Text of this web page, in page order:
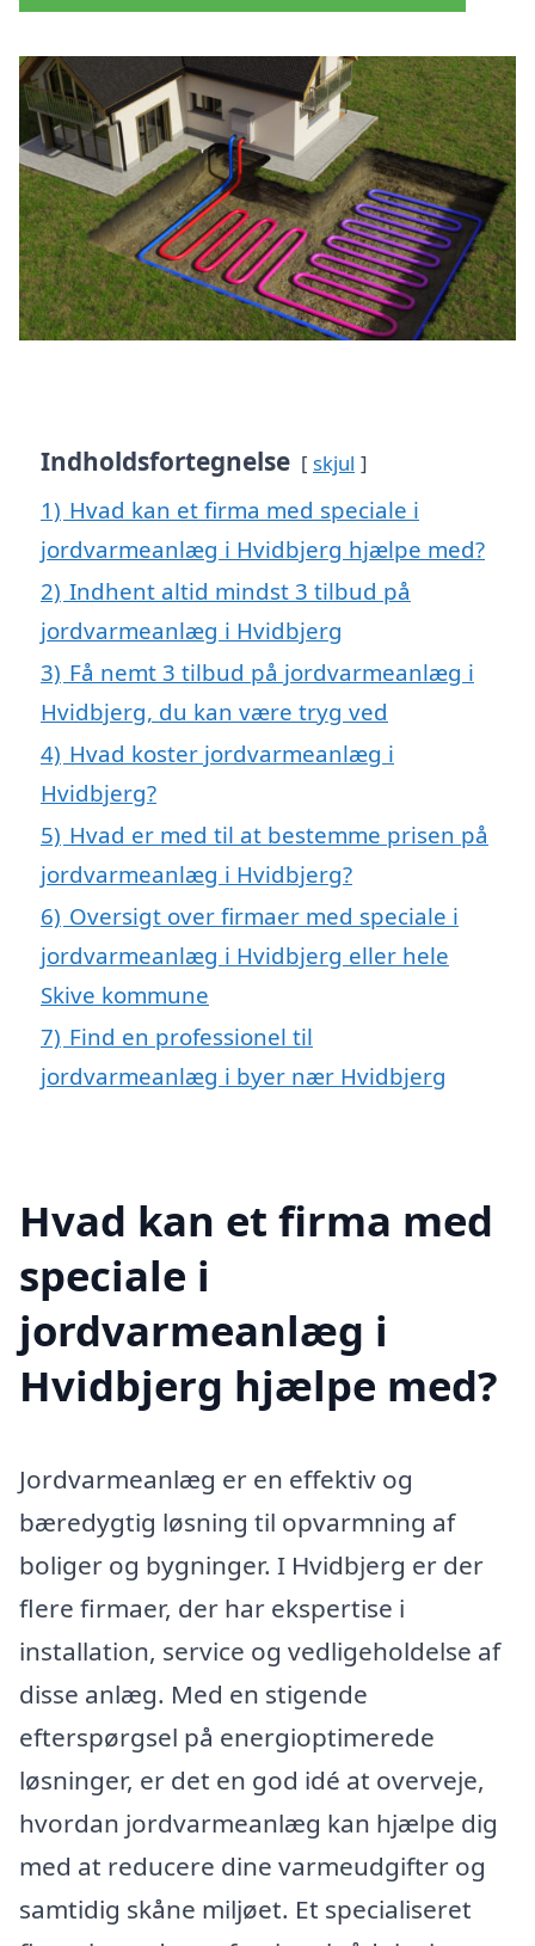
Indholdsfortegnelse skjul
1) Hvad kan et firma med speciale i
jordvarmeanlæg i Hvidbjerg hjælpe med?
2) Indhent altid mindst 3 tilbud på
jordvarmeanlæg i Hvidbjerg
3) Få nemt 3 tilbud på jordvarmeanlæg i
Hvidbjerg, du kan være tryg ved
4) Hvad koster jordvarmeanlæg i
Hvidbjerg?
5) Hvad er med til at bestemme prisen på
jordvarmeanlæg i Hvidbjerg?
6) Oversigt over firmaer med speciale i
jordvarmeanlæg i Hvidbjerg eller hele
Skive kommune
7) Find en professionel til
jordvarmeanlæg i byer nær Hvidbjerg
Hvad kan et firma med
speciale i
jordvarmeanlæg i
Hvidbjerg hjælpe med?
Jordvarmeanlæg er en effektiv og
bæredygtig løsning til opvarmning af
boliger og bygninger. I Hvidbjerg er der
flere firmaer, der har ekspertise i
installation, service og vedligeholdelse af
disse anlæg. Med en stigende
efterspørgsel på energioptimerede
løsninger, er det en god idé at overveje,
hvordan jordvarmeanlæg kan hjælpe dig
med at reducere dine varmeudgifter og
samtidig skåne miljøet. Et specialiseret